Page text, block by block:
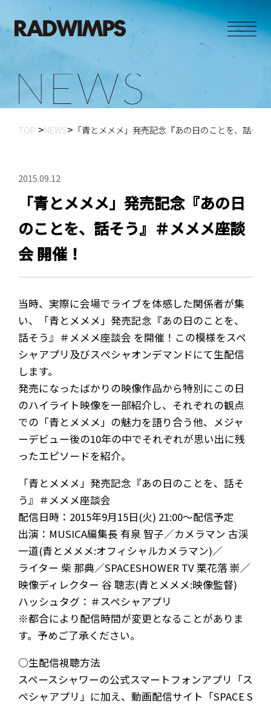
NEWS
MEDIA
N E WS
TOP NEWS 「青とメメメ」発売記念『あの日のことを、話そ
2015.09.12
「青とメメメ」発売記念『あの日
のことを、話そう』＃メメメ座談
会 開催！
当時、実際に会場でライブを体感した関係者が集
い、「青とメメメ」発売記念『あの日のことを、
話そう』＃メメメ座談会 を開催！この模様をスペ
シャアプリ及びスぺシャオンデマンドにて生配信
します。
発売になったばかりの映像作品から特別にこの日
のハイライト映像を一部紹介し、それぞれの観点
での「青とメメメ」の魅力を語り合う他、メジャ
ーデビュー後の10年の中でそれぞれが思い出に残
ったエピソードを紹介。
「青とメメメ」発売記念『あの日のことを、話そ
う』＃メメメ座談会
配信日時：2015年9月15日(火) 21:00～配信予定
出演：MUSICA編集長 有泉 智子／カメラマン 古渓
一道(青とメメメ:オフィシャルカメラマン)／
ライター 柴 那典／SPACESHOWER TV 栗花落 崇／
映像ディレクター 谷 聰志(青とメメメ:映像監督)
ハッシュタグ：＃スペシャアプリ
※都合により配信時間が変更となることがありま
す。予めご了承ください。
○生配信視聴方法
スペースシャワーの公式スマートフォンアプリ「ス
ペシャアプリ」に加え、動画配信サイト「SPACE S